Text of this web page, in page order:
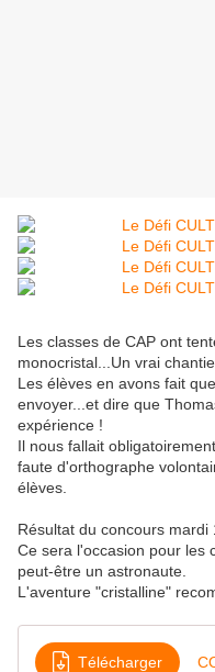
Les classes de CAP ont
monocristal...Un vrai
Les élèves en avons fait
envoyer...et dire que
expérience !
Il nous fallait
faute d'orthographe
élèves.
Résultat du concours mardi
Ce sera l'occasion pour les
peut-être un astronaute.
L'aventure "cristalline"
Télécharger